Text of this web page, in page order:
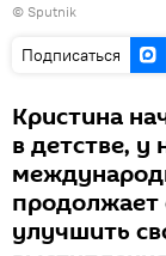
© Sputnik
Подписаться
Кристина
в детстве,
продолжает
улучшить